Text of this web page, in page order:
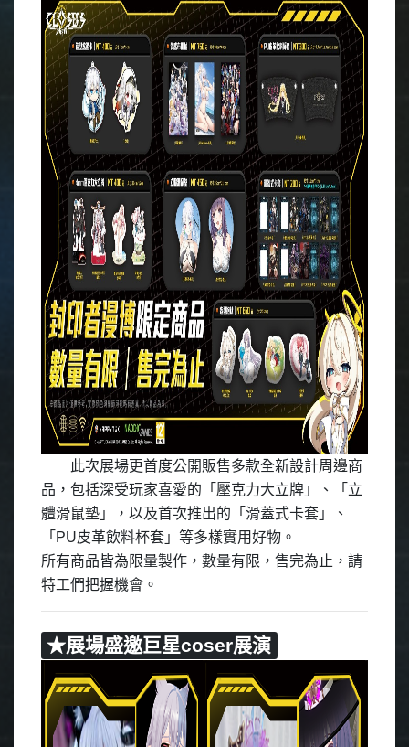
此次展場更首度公開販售多款全新設計周邊商
品，包括深受玩家喜愛的「壓克力大立牌」、「立
體滑鼠墊」，以及首次推出的「滑蓋式卡套」、
「PU皮革飲料杯套」等多樣實用好物。
所有商品皆為限量製作，數量有限，售完為止，請
特工們把握機會。
★展場盛邀巨星coser展演